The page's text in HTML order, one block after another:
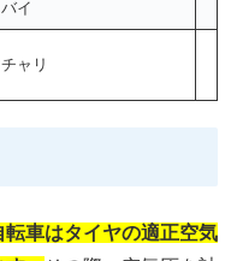
イ
ャリ
車はタイヤの適正空気